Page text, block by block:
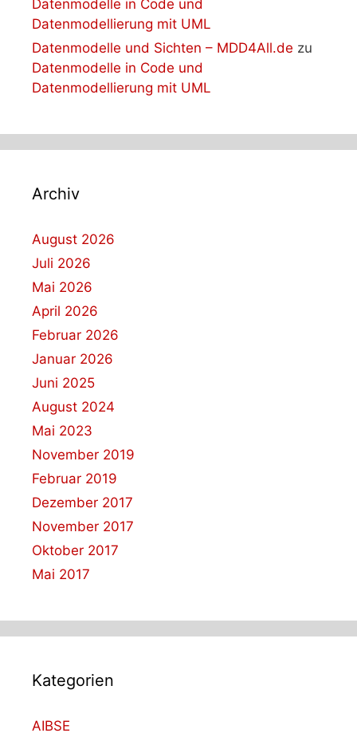
Datenmodelle in Code und
Datenmodellierung mit UML
Datenmodelle und Sichten – MDD4All.de zu
Datenmodelle in Code und
Datenmodellierung mit UML
Archiv
August 2026
Juli 2026
Mai 2026
April 2026
Februar 2026
Januar 2026
Juni 2025
August 2024
Mai 2023
November 2019
Februar 2019
Dezember 2017
November 2017
Oktober 2017
Mai 2017
Kategorien
AIBSE